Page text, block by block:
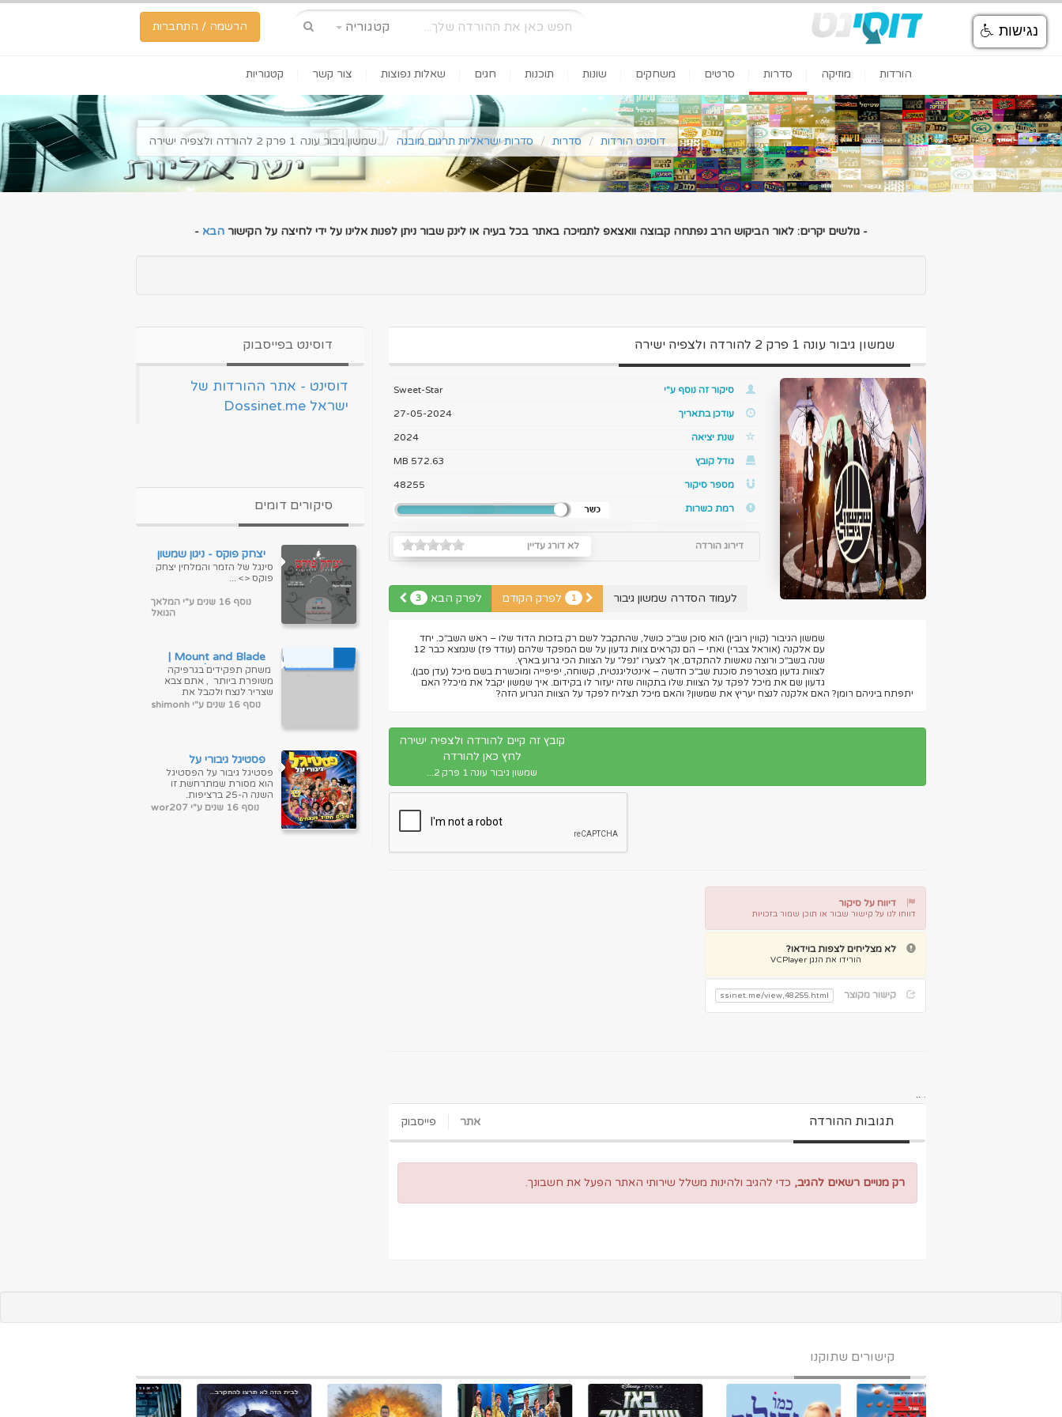
הרשמה / התחברות קטגוריה
הורדות מוזיקה סדרות סרטים משחקים שונות תוכנות חגים שאלות נפוצות צור קשר קטגוריות
דוסינט הורדות סדרות סדרות ישראליות תרגום מובנה שמשון גיבור עונה 1 פרק 2 להורדה ולצפיה ישירה
- גולשים יקרים: לאור הביקוש הרב נפתחה קבוצה וואצאפ לתמיכה באתר בכל בעיה או לינק שבור ניתן לפנות אלינו על ידי לחיצה על הקישור הבא -
שמשון גיבור עונה 1 פרק 2 להורדה ולצפיה ישירה
סיקור זה נוסף ע"י Sweet-Star
עודכן בתאריך 27-05-2024
שנת יציאה 2024
גודל קובץ 572.63 MB
מספר סיקור 48255
רמת כשרות
לא דורג עדיין דירוג הורדה
לפרק הבא 3 1 לפרק הקודם לעמוד הסדרה שמשון גיבור
שמשון הגיבור (קווין רובין) הוא סוכן שב׳׳כ כושל, שהתקבל לשם רק בזכות הדוד שלו – ראש השב׳׳כ. יחד
עם אלקנה (אוראל צברי) ואתי – הם נקראים צוות גדעון על שם המפקד שלהם (עודד פז) שנמצא כבר 12
שנה בשב׳׳כ ורוצה נואשות להתקדם, אך לצערו ״נפל״ על הצוות הכי גרוע בארץ.
לצוות גדעון מצטרפת סוכנת שב׳׳כ חדשה – אינטליגנטית, קשוחה, יפיפייה ומוכשרת בשם מיכל (עדן סבן).
גדעון שם את מיכל לפקד על הצוות שלו בתקווה שזה יעזור לו בקידום. איך שמשון יקבל את מיכל? האם
יתפתח ביניהם רומן? האם אלקנה לנצח יעריץ את שמשון? והאם מיכל תצליח לפקד על הצוות הגרוע הזה?
קובץ זה קיים להורדה ולצפיה ישירה
לחץ כאן להורדה
שמשון גיבור עונה 1 פרק 2...
דיווח על סיקור
דווחו לנו על קישור שבור או תוכן שמור בזכויות
דיווח על קישור שבור
דיווח על תוכן מפר זכויות
לא מצליחים לצפות בוידאו?
הורידו את הנגן VCPlayer
קישור מקוצר
.
תגובות ההורדה אתר פייסבוק
רק מנויים רשאים להגיב, כדי להגיב ולהינות משלל שירותי האתר הפעל את חשבונך.
..
דוסינט בפייסבוק
‏דוסינט - אתר ההורדות של
ישראל Dossinet.me‏
סיקורים דומים
יצחק פוקס - ניגון שמשון
סינגל של הזמר והמלחין יצחק
פוקס <> ...
נוסף 16 שנים ע"י המלאך
הגואל
Mount and Blade |
היסטוריה של הגיבור
משחק תפקידים בגרפיקה
משופרת ביותר , אתם צבא
שצריך לנצח ולקבל את
התהילה אתם נילחמים
נוסף 16 שנים ע"י shimonh
פסטיגל גיבורי על
פסטיגל גיבור על הפסטיגל
הוא מסורת שמתרחשת זו
השנה ה-25 ברציפות.
הפסטיגל הראשון נערך בשנת
נוסף 16 שנים ע"י wor207
קישורים שתוקנו
נגישות